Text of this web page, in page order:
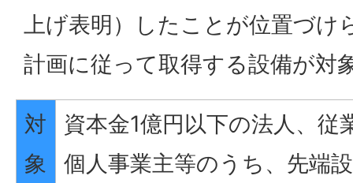
上げ表明）したことが位置づけ
計画に従って取得する設備が対
対
象
資本金1億円以下の法人、従
個人事業主等のうち、先端